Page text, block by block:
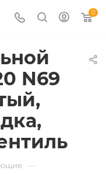
0
N69
—